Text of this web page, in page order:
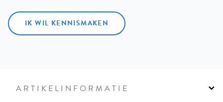
IK WIL KENNISMAKEN
ARTIKELINFORMATIE